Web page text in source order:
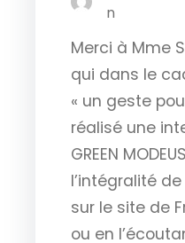
n
Merci à Mme
qui dans le
« un geste
réalisé une
GREEN
l’intégralité
sur le site de
ou en